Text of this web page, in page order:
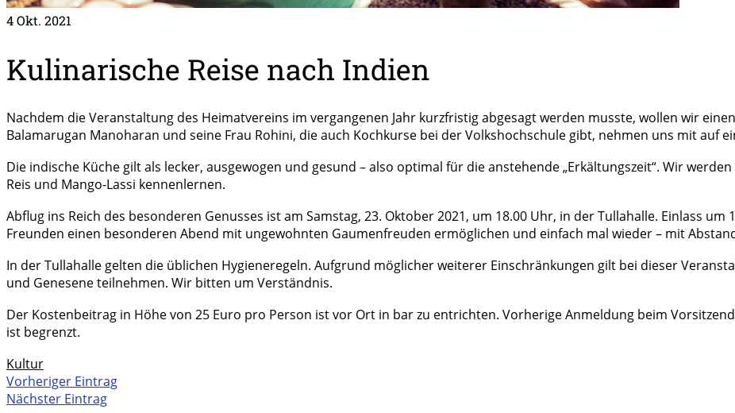
4Okt. 2021
Kulinarische Reise nach Indien
Nachdem die Veranstaltung des Heimatvereins im vergangenen Jahr kurzfristig abgesagt werden musste, wollen wir
Balamarugan Manoharan und seine Frau Rohini, die auch Kochkurse bei der Volkshochschule gibt, nehmen uns mit auf
Die indische Küche gilt als lecker, ausgewogen und gesund – also optimal für die anstehende „Erkältungszeit“. Wir
Reis und Mango-Lassi kennenlernen.
Abflug ins Reich des besonderen Genusses ist am Samstag, 23. Oktober 2021, um 18.00 Uhr, in der Tullahalle. Einlass
Freunden einen besonderen Abend mit ungewohnten Gaumenfreuden ermöglichen und einfach mal wieder – mit
In der Tullahalle gelten die üblichen Hygieneregeln. Aufgrund möglicher weiterer Einschränkungen gilt bei dieser
und Genesene teilnehmen. Wir bitten um Verständnis.
Der Kostenbeitrag in Höhe von 25 Euro pro Person ist vor Ort in bar zu entrichten. Vorherige Anmeldung beim
ist begrenzt.
Kultur
Vorheriger Eintrag
Nächster Eintrag